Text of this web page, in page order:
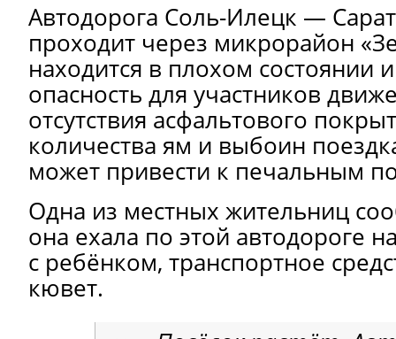
Автодорога Соль-Илецк —
проходит через микрорайон
находится в плохом состоянии
опасность для участников
отсутствия асфальтового
количества ям и выбоин
может привести к печальным
Одна из местных жительниц
она ехала по этой автодороге
с ребёнком, транспортное
кювет.